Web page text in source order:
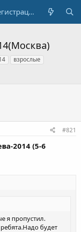
Регистрация
взрослые
#821
2014 (5-6
я пропустил.
будет